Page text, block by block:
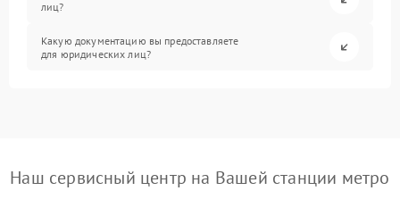
лиц?
Какую документацию вы предоставляете
для юридических лиц?
Наш сервисный центр на Вашей станции метро